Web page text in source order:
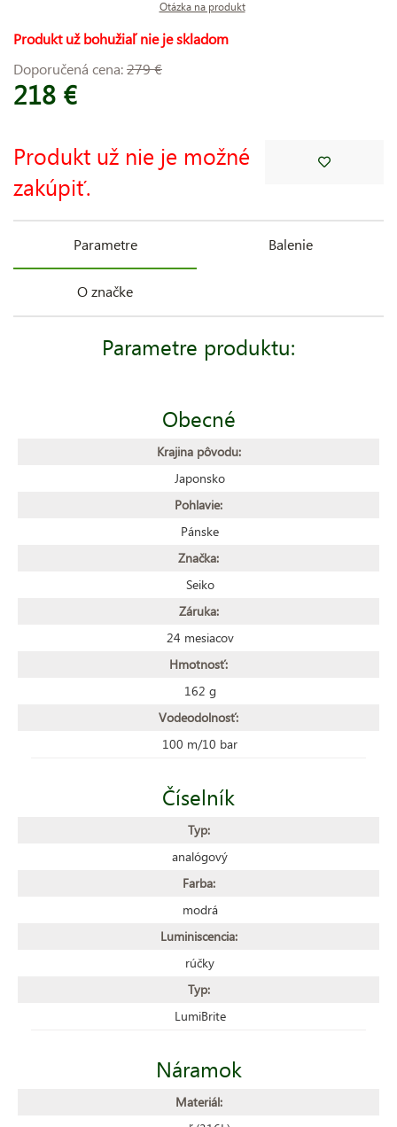
Otázka na produkt
Produkt už bohužiaľ nie je skladom
Doporučená cena:279 €
218 €
Produkt už nie je možné
zakúpiť.
Parametre Balenie
O značke
Parametre produktu:
Obecné
Krajina pôvodu:
Japonsko
Pohlavie:
Pánske
Značka:
Seiko
Záruka:
24 mesiacov
Hmotnosť:
162 g
Vodeodolnosť:
100 m/10 bar
Číselník
Typ:
analógový
Farba:
modrá
Luminiscencia:
rúčky
Typ:
LumiBrite
Náramok
Materiál: